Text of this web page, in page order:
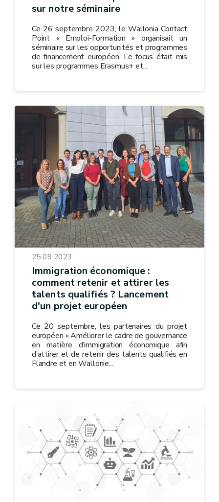
sur notre séminaire
Ce 26 septembre 2023, le Wallonia Contact
Point « Emploi-Formation » organisait un
séminaire sur les opportunités et programmes
de financement européen. Le focus était mis
sur les programmes Erasmus+ et...
25.09.2023
Immigration économique :
comment retenir et attirer les
talents qualifiés ? Lancement
d'un projet européen
Ce 20 septembre, les partenaires du projet
européen « Améliorer le cadre de gouvernance
en matière d’immigration économique afin
d’attirer et de retenir des talents qualifiés en
Flandre et en Wallonie...